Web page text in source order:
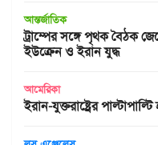
আন্তর্জাতিক
ট্রাম্পের সঙ্গে পৃথক বৈঠক
ইউক্রেন ও ইরান যুদ্ধ
আমেরিকা
ইরান-যুক্তরাষ্ট্রের